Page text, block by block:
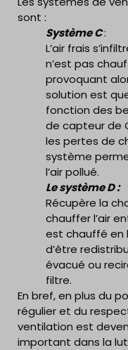
sont :
Système C:
L’air frais
n’est pas
provoquant
solution est
fonction des
de capteur de
les pertes de
système
l’air pollué.
Le système D :
Récupère la
chauffer l’air
est chauffé en
d’être
évacué ou
filtre.
En bref, en plus du
régulier et du
ventilation est
important dans la